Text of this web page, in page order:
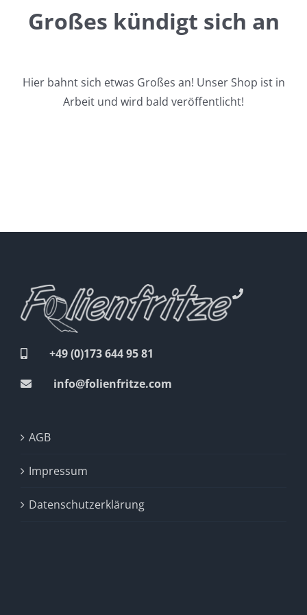
Großes kündigt sich an
Hier bahnt sich etwas Großes an! Unser Shop ist in
Arbeit und wird bald veröffentlicht!
+49 (0)173 644 95 81
info@folienfritze.com
AGB
Impressum
Datenschutzerklärung